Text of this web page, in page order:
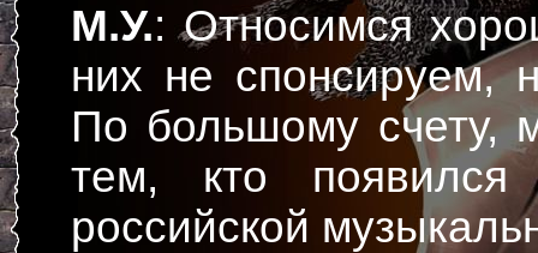
М.У.: Относимся
них не спонсируем,
По большому счету,
тем, кто
российской